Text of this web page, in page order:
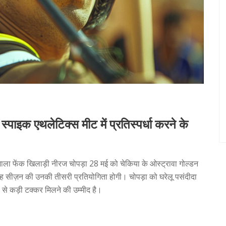
एथलेटिक्स मीट में प्रतिस्पर्धा करने के
फेंक खिलाड़ी नीरज चोपड़ा 28 मई को चेकिया के ओस्ट्रावा गोल्डन
की उनकी तीसरी प्रतियोगिता होगी। चोपड़ा को घरेलू पसंदीदा
से कड़ी टक्कर मिलने की उम्मीद है।